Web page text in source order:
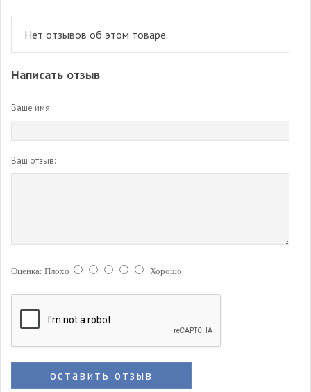
Нет отзывов об этом товаре.
Написать отзыв
Ваше имя:
Ваш отзыв:
Оценка: Плохо Хорошо
оставить отзыв